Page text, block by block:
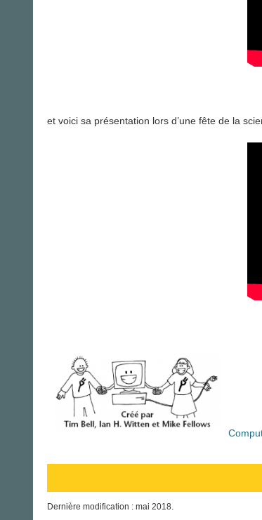
et voici sa présentation lors d’une fête de la
Dernière modification : mai 2018.